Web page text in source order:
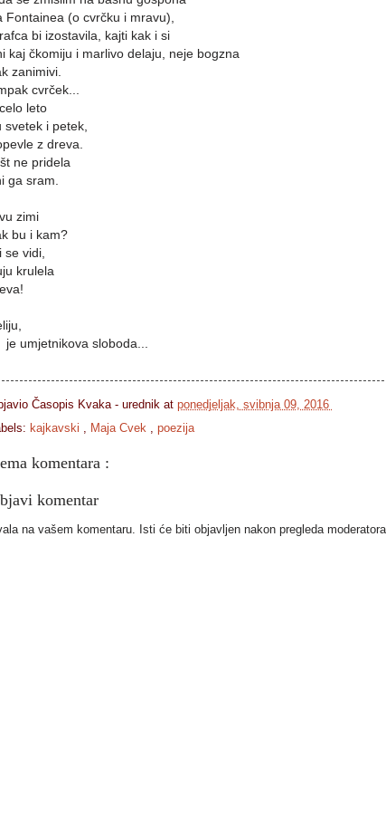
Fontainea (o cvrčku i mravu),
bi izostavila, kajti kak i si
kaj čkomiju i marlivo delaju, neje bogzna
zanimivi.
cvrček...
leto
svetek i petek,
z dreva.
ne pridela
ga sram.
zimi
bu i kam?
se vidi,
krulela
je umjetnikova sloboda...
Časopis Kvaka - urednik at ponedjeljak, svibnja 09, 2016
kajkavski , Maja Cvek , poezija
komentara :
komentar
na vašem komentaru. Isti će biti objavljen nakon pregleda moderatora.